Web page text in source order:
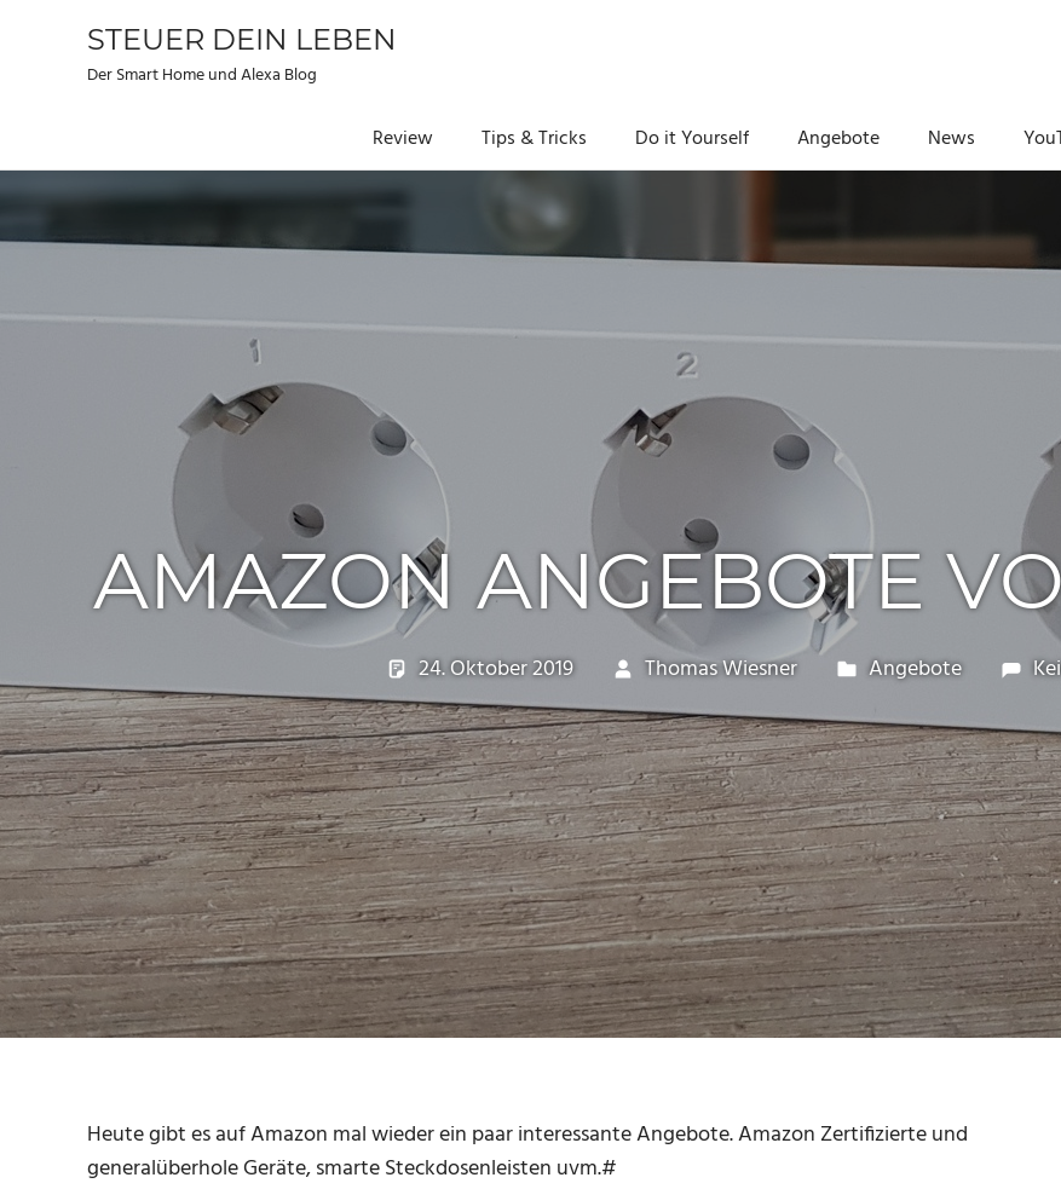
Zum
springen
STEUER DEIN LEBEN
Der Smart Home und Alexa Blog
Review Tips & Tricks Do it Yourself Angebote News
AMAZON ANGEBOTE
24. Oktober 2019 Thomas Wiesner Angebote
Heute gibt es auf Amazon mal wieder ein paar interessante Angebote. Amazon Zertifizierte und
generalüberhole Geräte, smarte Steckdosenleisten uvm.#